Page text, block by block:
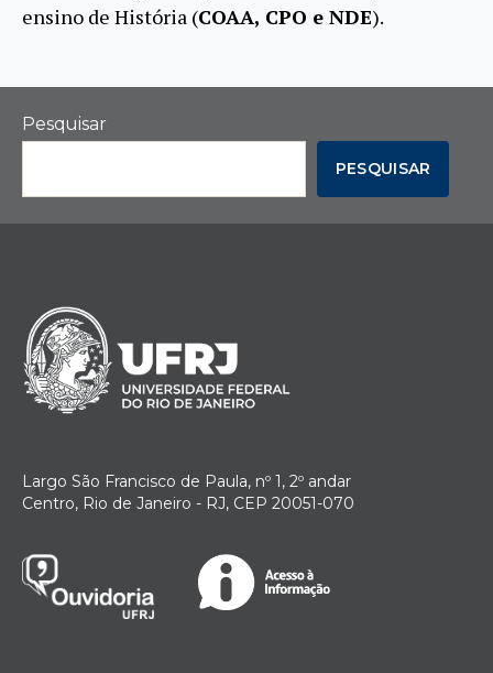
ensino de História (COAA, CPO e NDE).
Pesquisar
PESQUISAR
Largo São Francisco de Paula, nº 1, 2º andar
Centro, Rio de Janeiro - RJ, CEP 20051-070